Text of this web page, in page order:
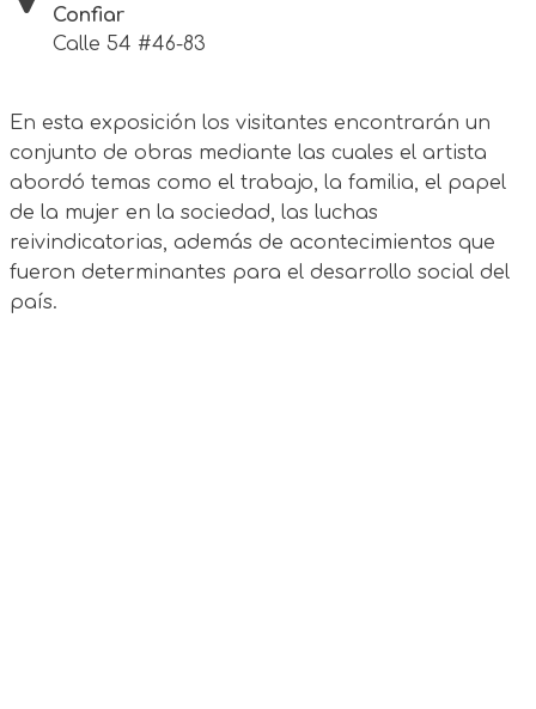
Confiar
Calle 54 #46-83
En esta exposición los visitantes encontrarán un
conjunto de obras mediante las cuales el artista
abordó temas como el trabajo, la familia, el papel
de la mujer en la sociedad, las luchas
reivindicatorias, además de acontecimientos que
fueron determinantes para el desarrollo social del
país.